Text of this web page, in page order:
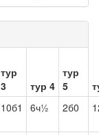
тур
3
тур 4
тур
5
10б1 6ч½ 2б0